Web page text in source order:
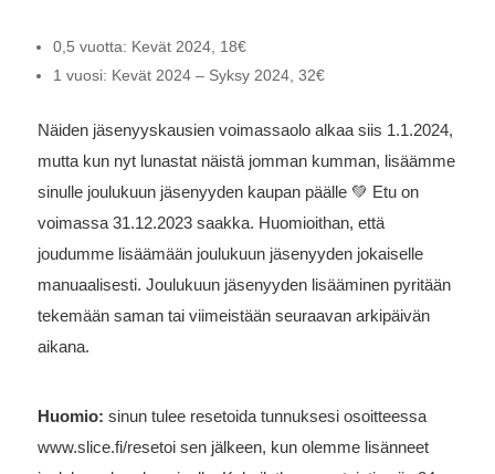
0,5 vuotta: Kevät 2024, 18€
1 vuosi: Kevät 2024 – Syksy 2024, 32€
Näiden jäsenyyskausien voimassaolo alkaa siis 1.1.2024,
mutta kun nyt lunastat näistä jomman kumman, lisäämme
sinulle joulukuun jäsenyyden kaupan päälle 💚 Etu on
voimassa 31.12.2023 saakka. Huomioithan, että
joudumme lisäämään joulukuun jäsenyyden jokaiselle
manuaalisesti. Joulukuun jäsenyyden lisääminen pyritään
tekemään saman tai viimeistään seuraavan arkipäivän
aikana.
Huomio: sinun tulee resetoida tunnuksesi osoitteessa
www.slice.fi/resetoi sen jälkeen, kun olemme lisänneet